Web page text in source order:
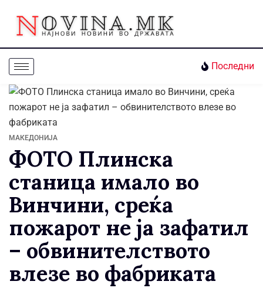
Последни
МАКЕДОНИЈА
ФОТО Плинска
станица имало во
Винчини, среќа
пожарот не ја зафатил
– обвинителството
влезе во фабриката